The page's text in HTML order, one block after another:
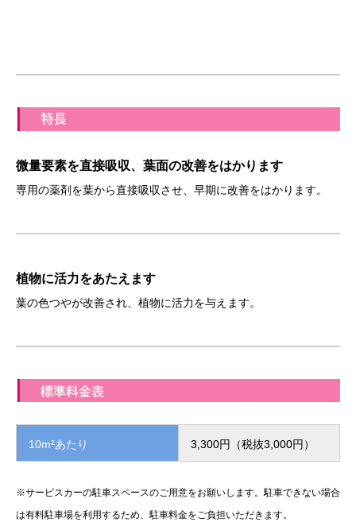
微量要素を直接吸収、葉面の改善をはかります
専用の薬剤を葉から直接吸収させ、早期に改善をはかります。
植物に活力をあたえます
葉の色つやが改善され、植物に活力を与えます。
10m²あたり 3,300円（税抜3,000円）
※サービスカーの駐車スペースのご用意をお願いします。駐車できない場合
は有料駐車場を利用するため、駐車料金をご負担いただきます。